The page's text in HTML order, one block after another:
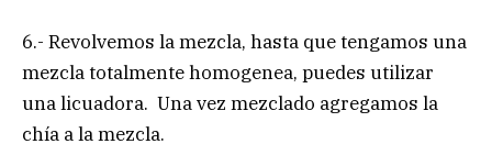
6.- Revolvemos la mezcla, hasta que tengamos una
mezcla totalmente homogenea, puedes utilizar
una licuadora. Una vez mezclado agregamos la
chía a la mezcla.